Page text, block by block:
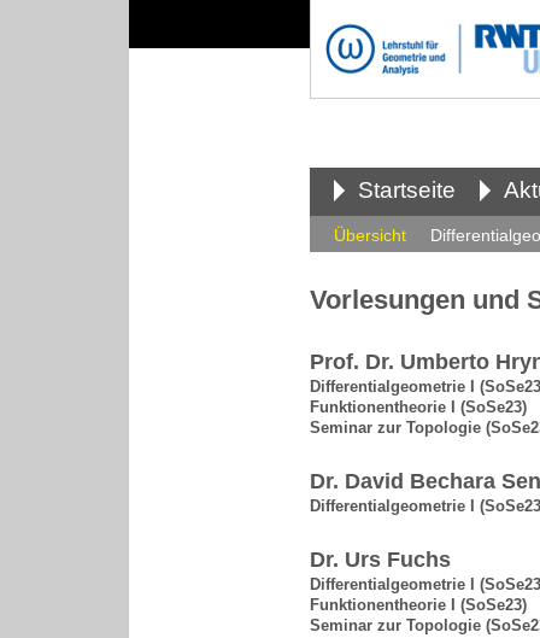
Startseite
Übersicht
Vorlesungen und
Prof. Dr. Umberto
Differentialgeometrie I
Funktionentheorie I (SoSe23)
Seminar zur Topologie
Dr. David Bechara
Differentialgeometrie I
Dr. Urs Fuchs
Differentialgeometrie I
Funktionentheorie I (SoSe23)
Seminar zur Topologie